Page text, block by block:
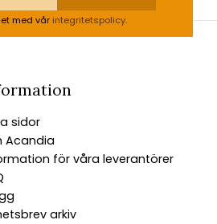
med vår integritetspolicy.
sidor
Acandia
för våra leverantörer
arkiv